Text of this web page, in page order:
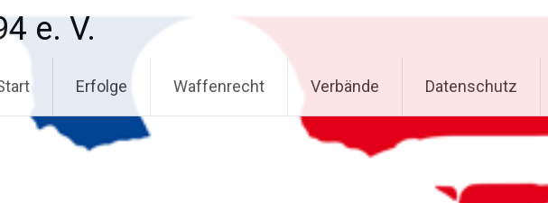
e. V.
Erfolge Waffenrecht Verbände Datenschutz